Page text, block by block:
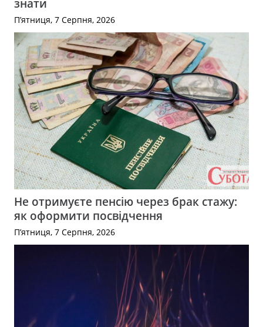
знати
П’ятниця, 7 Серпня, 2026
Не отримуєте пенсію через брак стажу:
як оформити посвідчення
П’ятниця, 7 Серпня, 2026